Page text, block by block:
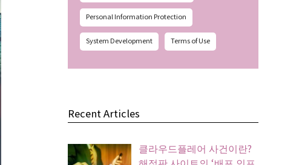
Personal Information Protection
System Development Terms of Use
Recent Articles
클라우드플레어 사건이란?